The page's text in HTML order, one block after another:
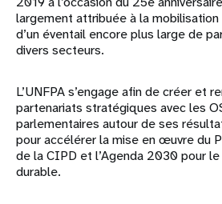
largement attribuée à la
d’un éventail encore plus large de
divers secteurs.
L’UNFPA s’engage afin de créer et
partenariats stratégiques avec les
parlementaires autour de ses
pour accélérer la mise en œuvre du
de la CIPD et l’Agenda 2030 pour
durable.